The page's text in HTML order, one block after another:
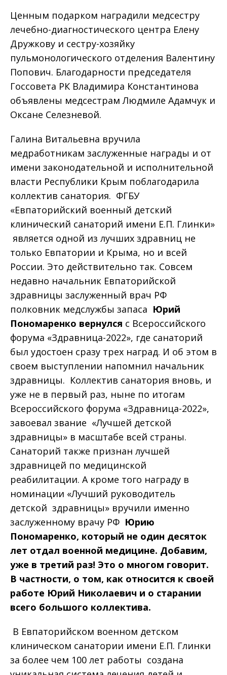
Ценным подарком наградили медсестру
лечебно-диагностического центра Елену
Дружкову и сестру-хозяйку
пульмонологического отделения Валентину
Попович. Благодарности председателя
Госсовета РК Владимира Константинова
объявлены медсестрам Людмиле Адамчук и
Оксане Селезневой.
Галина Витальевна вручила
медработникам заслуженные награды и от
имени законодательной и исполнительной
власти Республики Крым поблагодарила
коллектив санатория. ФГБУ
«Евпаторийский военный детский
клинический санаторий имени Е.П. Глинки»
является одной из лучших здравниц не
только Евпатории и Крыма, но и всей
России. Это действительно так. Совсем
недавно начальник Евпаторийской
здравницы заслуженный врач РФ
полковник медслужбы запаса Юрий
Пономаренко вернулся с Всероссийского
форума «Здравница-2022», где санаторий
был удостоен сразу трех наград. И об этом в
своем выступлении напомнил начальник
здравницы. Коллектив санатория вновь, и
уже не в первый раз, ныне по итогам
Всероссийского форума «Здравница-2022»,
завоевал звание «Лучшей детской
здравницы» в масштабе всей страны.
Санаторий также признан лучшей
здравницей по медицинской
реабилитации. А кроме того награду в
номинации «Лучший руководитель
детской здравницы» вручили именно
заслуженному врачу РФ Юрию
Пономаренко, который не один десяток
лет отдал военной медицине. Добавим,
уже в третий раз! Это о многом говорит.
В частности, о том, как относится к своей
работе Юрий Николаевич и о старании
всего большого коллектива.
В Евпаторийском военном детском
клиническом санатории имени Е.П. Глинки
за более чем 100 лет работы создана